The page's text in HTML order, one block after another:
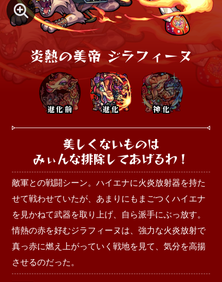
炎熱の美帝 ジラフィーヌ
進化前 進化 神化
美しくないものは
みぃんな排除してあげるわ！
敵軍との戦闘シーン。ハイエナに火炎放射器を持た
せて戦わせていたが、あまりにもまごつくハイエナ
を見かねて武器を取り上げ、自ら派手にぶっ放す。
情熱の赤を好むジラフィーヌは、強力な火炎放射で
真っ赤に燃え上がっていく戦地を見て、気分を高揚
させるのだった。